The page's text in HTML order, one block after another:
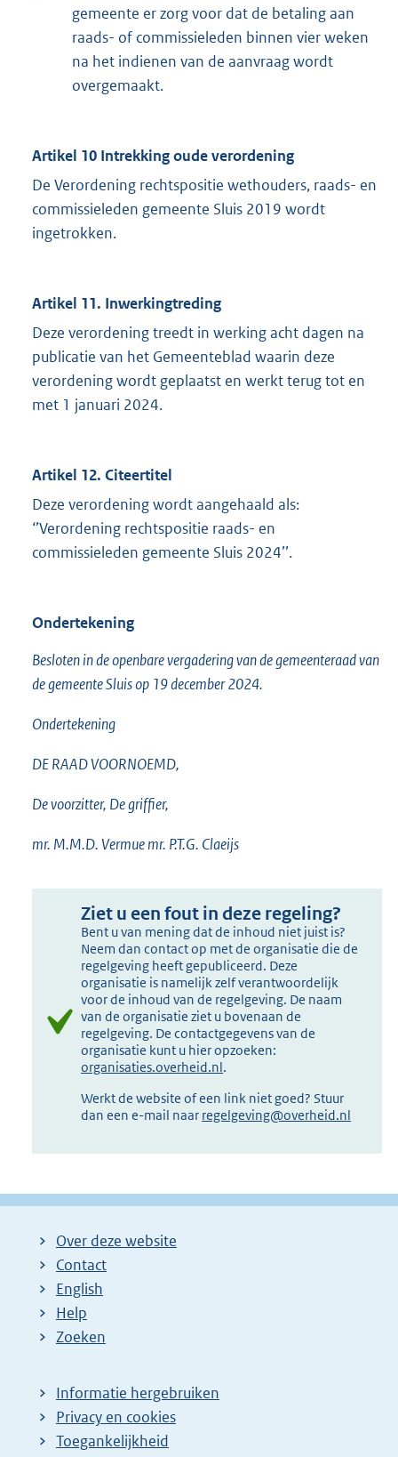
gemeente er zorg voor dat de betaling aan
raads- of commissieleden binnen vier weken
na het indienen van de aanvraag wordt
overgemaakt.
Artikel 10 Intrekking oude verordening
De Verordening rechtspositie wethouders, raads- en
commissieleden gemeente Sluis 2019 wordt
ingetrokken.
Artikel 11. Inwerkingtreding
Deze verordening treedt in werking acht dagen na
publicatie van het Gemeenteblad waarin deze
verordening wordt geplaatst en werkt terug tot en
met 1 januari 2024.
Artikel 12. Citeertitel
Deze verordening wordt aangehaald als:
‘’Verordening rechtspositie raads- en
commissieleden gemeente Sluis 2024’’.
Ondertekening
Besloten in de openbare vergadering van de gemeenteraad van
de gemeente Sluis op 19 december 2024.
Ondertekening
DE RAAD VOORNOEMD,
De voorzitter, De griffier,
mr. M.M.D. Vermue mr. P.T.G. Claeijs
Ziet u een fout in deze regeling?
Bent u van mening dat de inhoud niet juist is?
Neem dan contact op met de organisatie die de
regelgeving heeft gepubliceerd. Deze
organisatie is namelijk zelf verantwoordelijk
voor de inhoud van de regelgeving. De naam
van de organisatie ziet u bovenaan de
regelgeving. De contactgegevens van de
organisatie kunt u hier opzoeken:
organisaties.overheid.nl.
Werkt de website of een link niet goed? Stuur
dan een e-mail naar regelgeving@overheid.nl
Over deze website
Contact
English
Help
Zoeken
Informatie hergebruiken
Privacy en cookies
Toegankelijkheid